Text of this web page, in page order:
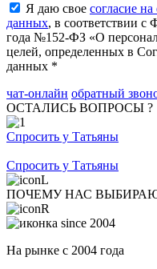
Я даю свое согласие
данных, в соответствии с
года №152-ФЗ «О
целей, определенных в
данных *
чат-онлайн обратный
ОСТАЛИСЬ ВОПРОСЫ ?
Спросить у Татьяны
Спросить у Татьяны
ПОЧЕМУ НАС
На рынке с 2004 года